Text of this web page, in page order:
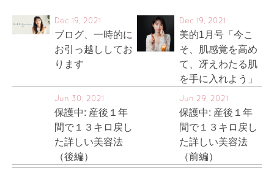
Dec 19, 2021
ブログ、一時的に
お引っ越ししてお
ります
Dec 19, 2021
美的1月号「今こ
そ、肌感覚を高め
て、冴えわたる肌
を手に入れよう」
Jun 30, 2021
保護中: 産後１年
間で１３キロ戻し
た詳しい美容法
（後編）
Jun 29, 2021
保護中: 産後１年
間で１３キロ戻し
た詳しい美容法
（前編）